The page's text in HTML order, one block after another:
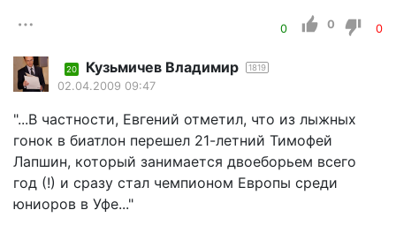
0 0 0
20 Кузьмичев Владимир 1819
02.04.2009 09:47
"...В частности, Евгений отметил, что из лыжных
гонок в биатлон перешел 21-летний Тимофей
Лапшин, который занимается двоеборьем всего
год (!) и сразу стал чемпионом Европы среди
юниоров в Уфе..."